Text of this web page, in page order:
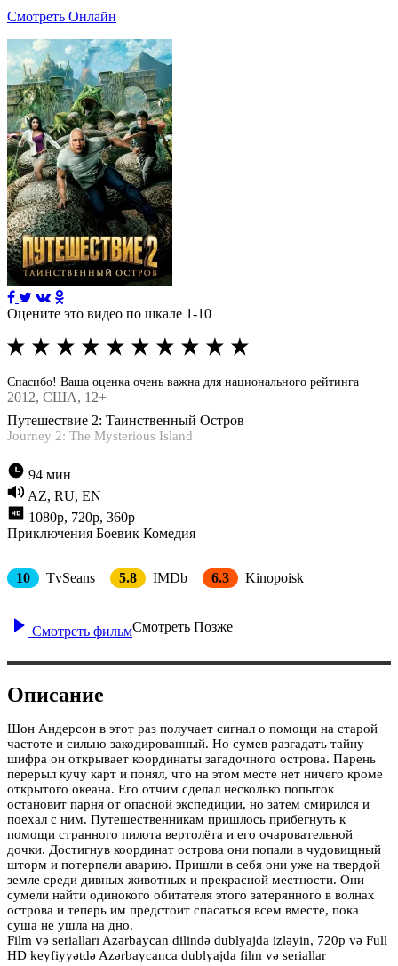
Смотреть Онлайн
Оцените это видео по шкале 1-10
Спасибо! Ваша оценка очень важна для национального рейтинга
2012, США, 12+
Путешествие 2: Таинственный Остров
Journey 2: The Mysterious Island
94 мин
AZ, RU, EN
1080p, 720p, 360p
Приключения Боевик Комедия
10 TvSeans 5.8 IMDb 6.3 Kinopoisk
Смотреть фильмСмотреть Позже
Описание
Шон Андерсон в этот раз получает сигнал о помощи на старой
частоте и сильно закодированный. Но сумев разгадать тайну
шифра он открывает координаты загадочного острова. Парень
перерыл кучу карт и понял, что на этом месте нет ничего кроме
открытого океана. Его отчим сделал несколько попыток
остановит парня от опасной экспедиции, но затем смирился и
поехал с ним. Путешественникам пришлось прибегнуть к
помощи странного пилота вертолёта и его очаровательной
дочки. Достигнув координат острова они попали в чудовищный
шторм и потерпели аварию. Пришли в себя они уже на твердой
земле среди дивных животных и прекрасной местности. Они
сумели найти одинокого обитателя этого затерянного в волнах
острова и теперь им предстоит спасаться всем вместе, пока
суша не ушла на дно.
Film və serialları Azərbaycan dilində dublyajda izləyin, 720p və Full
HD keyfiyyətdə Azərbaycanca dublyajda film və seriallar